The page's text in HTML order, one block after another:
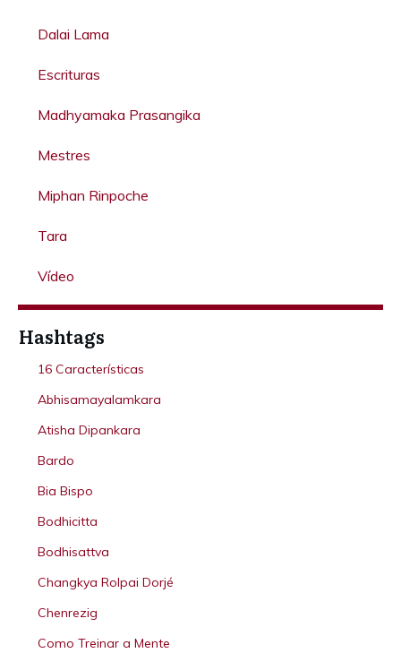
Dalai Lama
Escrituras
Madhyamaka Prasangika
Mestres
Miphan Rinpoche
Tara
Vídeo
Hashtags
16 Características
Abhisamayalamkara
Atisha Dipankara
Bardo
Bia Bispo
Bodhicitta
Bodhisattva
Changkya Rolpai Dorjé
Chenrezig
Como Treinar a Mente